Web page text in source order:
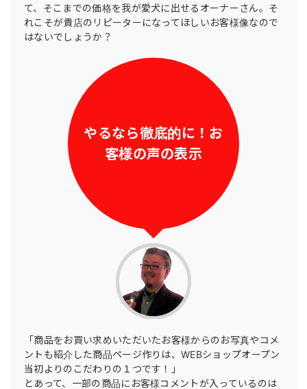
て、そこまでの価格を我が愛犬に出せるオーナーさん。そ
れこそが貴店のリピーターになってほしいお客様像なので
はないでしょうか？
やるなら徹底的に！ お
客様の声の表示
「商品をお買い求めいただいたお客様からのお写真やコメ
ントも紹介した商品ページ作りは、WEBショップオープン
当初よりのこだわりの１つです！」
とあって、一部の商品にお客様コメントが入っているのは